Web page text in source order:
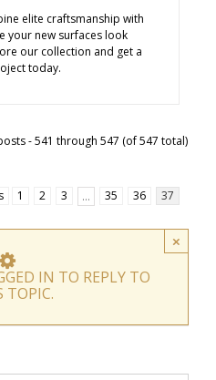
elite craftsmanship with
your new surfaces look
our collection and get a
today.
- 541 through 547 (of 547 total)
1 2 3 … 35 36 37
×
IN TO REPLY TO
TOPIC.